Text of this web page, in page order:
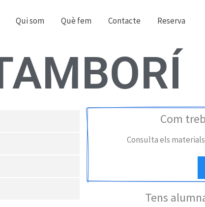
Qui som Què fem Contacte Reserva
Com
Consulta els
Tens